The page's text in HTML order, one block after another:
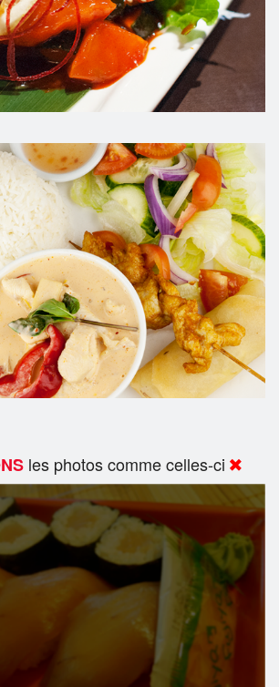
les photos comme celles-ci